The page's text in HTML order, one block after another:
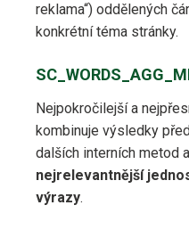
reklama“) oddělených
konkrétní téma stránky.
Nejpokročilejší a
kombinuje výsledky
dalších interních metod
nejrelevantnější
výrazy.